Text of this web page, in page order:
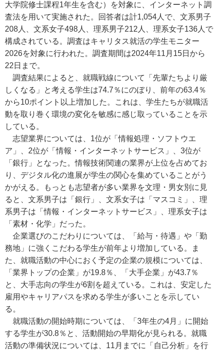
大学院修士課程1年生を含む）を対象に、インターネット調
査法を用いて実施された。回答者は計1,054人で、文系男子
208人、文系女子498人、理系男子212人、理系女子136人で
構成されている。調査はキャリタス就活の学生モニター
2026を対象に行われた。調査期間は2024年11月15日から
22日まで。
調査結果によると、就職戦線について「先輩たちより厳
しくなる」と考える学生は74.7％にのぼり、前年の63.4％
から10ポイント以上増加した。これは、学生たちが就職活
動を取り巻く環境の変化を敏感に感じ取っていることを示
している。
志望業界については、1位が「情報処理・ソフトウエ
ア」、2位が「情報・インターネットサービス」、3位が
「銀行」となった。情報技術関連の業界が上位を占めてお
り、デジタル化の進展が学生の関心を集めていることがう
かがえる。もっとも志望者が多い業界を文理・男女別に見
ると、文系男子は「銀行」、文系女子は「マスコミ」、理
系男子は「情報・インターネットサービス」、理系女子は
「素材・化学」だった。
企業選びのこだわりについては、「給与・待遇」や「勤
務地」に強くこだわる学生が前年より増加している。ま
た、就職活動の中心におく予定の企業の規模については、
「業界トップの企業」が19.8％、「大手企業」が43.7％
と、大手志向の学生が6割を超えている。これは、安定した
雇用やキャリアパスを求める学生が多いことを示してい
る。
就職活動の開始時期については、「3年生の4月」に開始
する学生が30.8％と、活動開始の早期化が見られる。就職
活動の準備状況については、11月までに「自己分析」を行